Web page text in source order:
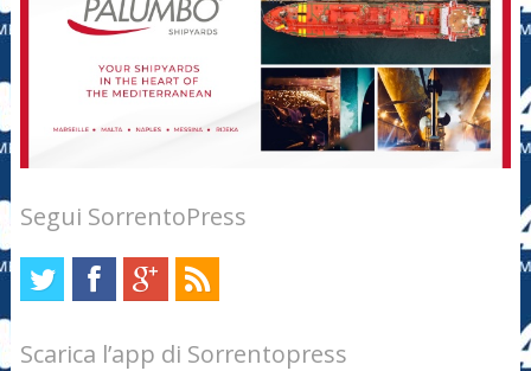
Segui SorrentoPress
Scarica l’app di Sorrentopress